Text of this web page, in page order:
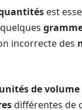
est
incorrecte des
unités de volume
différentes de